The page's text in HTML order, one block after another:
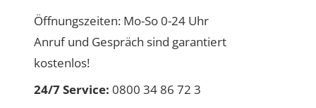
Öffnungszeiten: Mo-So 0-24 Uhr
Anruf und Gespräch sind garantiert
kostenlos!
24/7 Service: 0800 34 86 72 3